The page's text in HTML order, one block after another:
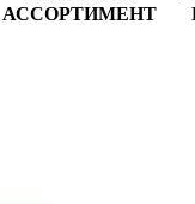
АССОРТИМЕНТ